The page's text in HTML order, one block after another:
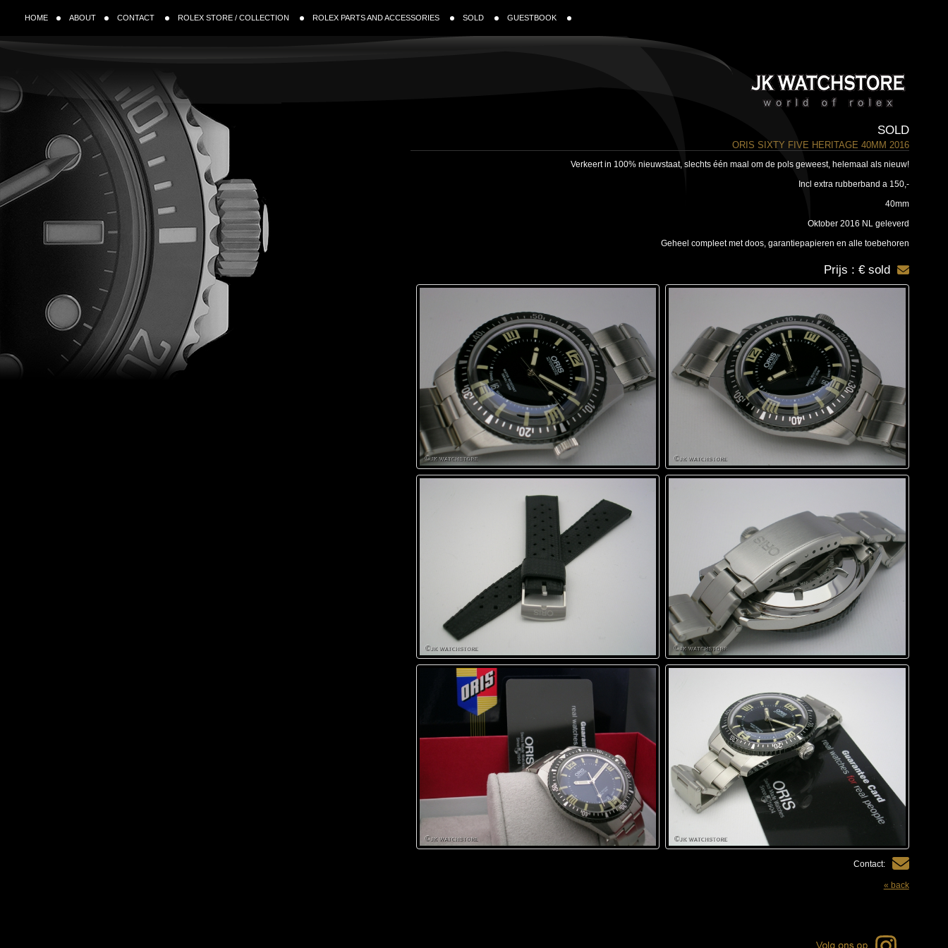
HOME ABOUT CONTACT ROLEX STORE / COLLECTION ROLEX PARTS AND ACCESSORIES SOLD GUESTBOOK
SOLD
ORIS SIXTY FIVE HERITAGE 40MM 2016
Verkeert in 100% nieuwstaat, slechts één maal om de pols geweest, helemaal als nieuw!
Incl extra rubberband a 150,-
40mm
Oktober 2016 NL geleverd
Geheel compleet met doos, garantiepapieren en alle toebehoren
Prijs : € sold
Contact:
« back